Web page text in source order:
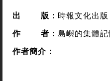
出 版： 時報文化出版
作
者 ： 島嶼的集體
作者簡介 ：